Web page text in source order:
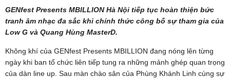
GENfest Presents MBILLION Hà Nội tiếp tục hoàn thiện bức
tranh âm nhạc đa sắc khi chính thức công bố sự tham gia của
Low G và Quang Hùng MasterD.
Không khí của GENfest Presents MBILLION đang nóng lên từng
ngày khi ban tổ chức liên tiếp tung ra những mảnh ghép quan trọng
của dàn line up. Sau màn chào sân của Phùng Khánh Linh cùng sự